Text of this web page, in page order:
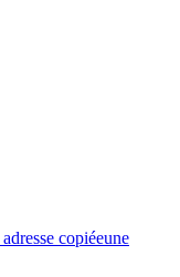
adresse copiéeune